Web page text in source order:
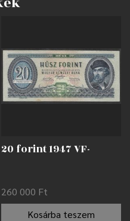
20 forint 1947 VF-
260 000 Ft
Kosárba teszem